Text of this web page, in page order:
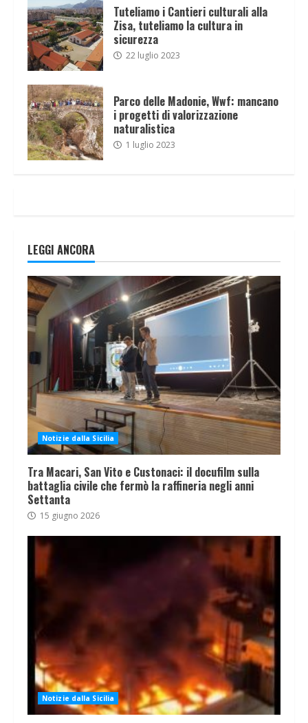
Tuteliamo i Cantieri culturali alla
Zisa, tuteliamo la cultura in
sicurezza
22 luglio 2023
Parco delle Madonie, Wwf: mancano
i progetti di valorizzazione
naturalistica
1 luglio 2023
LEGGI ANCORA
Notizie dalla Sicilia
Tra Macari, San Vito e Custonaci: il docufilm sulla
battaglia civile che fermò la raffineria negli anni
Settanta
15 giugno 2026
Notizie dalla Sicilia